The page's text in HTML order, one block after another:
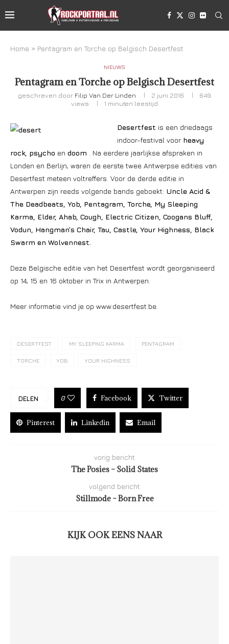
Home » Pentagram en Torche op Belgisch Desertfest
NIEUWS
Pentagram en Torche op Belgisch Desertfest
geschreven door Filip Van Der Linden 2 juni 2016
649
views
1 minuten leestijd
Desertfest is een driedaags
indoor-festival voor heavy
rock, psycho en doom . Na eerdere jaarlijkse afspraken in
Londen en Berlijn, waren de eerste twee Antwerpse edities van
Desertfest meteen voltreffers. Voor de derde editie in
Antwerpen zijn reeds volgende bands geboekt: Uncle Acid &
The Deadbeats , Yob , Pentagram , Torche, My Sleeping
Karma, Elder, Ahab, Cough, Electric Citizen, Coogans Bluff,
Vodun, Hangman’s Chair, Tau, Castle, Your Highness, Black
Swarm en Wolvennest.
Deze Belgische editie van het Desertfest wordt georganiseerd
op 14, 15 en 16 oktober in Trix in Antwerpen.
Meer informatie vind je op www.desertfest.be.
DESERTFEST MY SLEEPING KARMA PENTAGRAM
TORCHE YOB YOUR HIGHNESS
DELEN 0 Facebook Twitter
Pinterest Linkedin Email
vorig bericht
The Posies – Solid States
volgend bericht
Stillmode – Born Free
KIJK OOK EENS NAAR